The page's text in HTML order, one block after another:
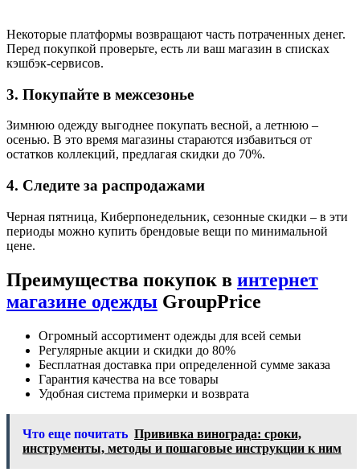
Некоторые платформы возвращают часть потраченных денег.
Перед покупкой проверьте, есть ли ваш магазин в списках
кэшбэк-сервисов.
3. Покупайте в межсезонье
Зимнюю одежду выгоднее покупать весной, а летнюю –
осенью. В это время магазины стараются избавиться от
остатков коллекций, предлагая скидки до 70%.
4. Следите за распродажами
Черная пятница, Киберпонедельник, сезонные скидки – в эти
периоды можно купить брендовые вещи по минимальной
цене.
Преимущества покупок в интернет
магазине одежды GroupPrice
Огромный ассортимент одежды для всей семьи
Регулярные акции и скидки до 80%
Бесплатная доставка при определенной сумме заказа
Гарантия качества на все товары
Удобная система примерки и возврата
Что еще почитать Прививка винограда: сроки,
инструменты, методы и пошаговые инструкции к ним